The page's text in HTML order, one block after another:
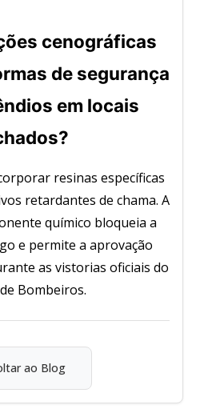
cenográficas
de segurança
em locais
resinas específicas
retardantes de chama. A
químico bloqueia a
e permite a aprovação
as vistorias oficiais do
Bombeiros.
ao Blog